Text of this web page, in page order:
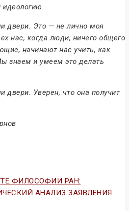
двери. Это — не лично моя
нас, когда люди, ничего общего
начинают нас учить, как
знаем и умеем это делать
двери. Уверен, что она получит
ФИЛОСОФИИ РАН:
АНАЛИЗ ЗАЯВЛЕНИЯ